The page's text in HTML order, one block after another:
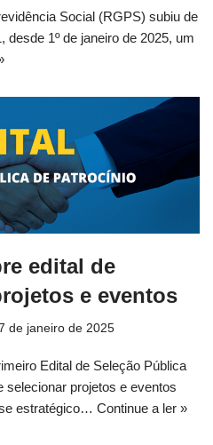
Social (RGPS) subiu de
desde 1º de janeiro de 2025, um
edital de
e eventos
de janeiro de 2025
Edital de Seleção Pública
selecionar projetos e eventos
estratégico… Continue a ler »